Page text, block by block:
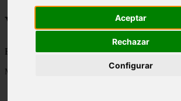
Aceptar
Rechazar
Configurar
Viajes a la Patagonia
Blog sobre la Patagonia en particular y sobre
Mostrando 1 - 24 de 478 artículos